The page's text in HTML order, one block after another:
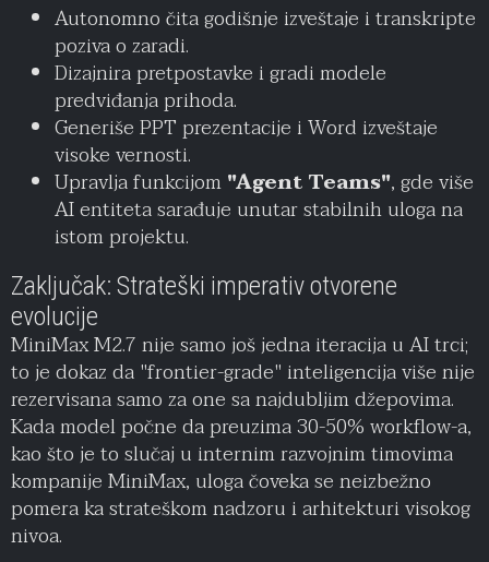
Autonomno čita godišnje izveštaje i transkripte
poziva o zaradi.
Dizajnira pretpostavke i gradi modele
predviđanja prihoda.
Generiše PPT prezentacije i Word izveštaje
visoke vernosti.
Upravlja funkcijom"Agent Teams", gde više
AI entiteta sarađuje unutar stabilnih uloga na
istom projektu.
Zaključak: Strateški imperativ otvorene
evolucije
MiniMax M2.7 nije samo još jedna iteracija u AI trci;
to je dokaz da "frontier-grade" inteligencija više nije
rezervisana samo za one sa najdubljim džepovima.
Kada model počne da preuzima 30-50% workflow-a,
kao što je to slučaj u internim razvojnim timovima
kompanije MiniMax, uloga čoveka se neizbežno
pomera ka strateškom nadzoru i arhitekturi visokog
nivoa.